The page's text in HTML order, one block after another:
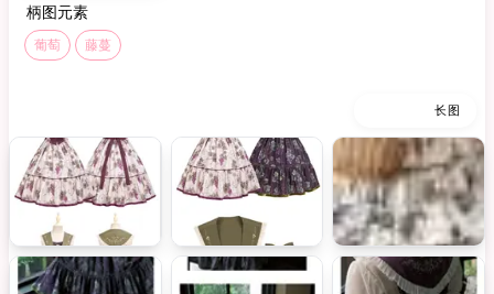
柄图元素
葡萄 藤蔓
长图